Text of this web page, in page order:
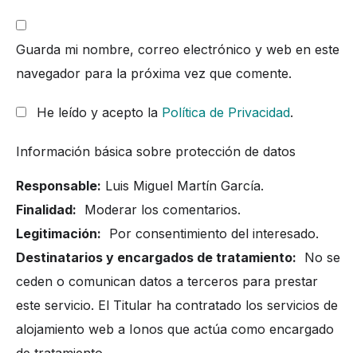
Guarda mi nombre, correo electrónico y web en este
navegador para la próxima vez que comente.
He leído y acepto la Política de Privacidad.
Información básica sobre protección de datos
Responsable: Luis Miguel Martín García.
Finalidad: Moderar los comentarios.
Legitimación: Por consentimiento del interesado.
Destinatarios y encargados de tratamiento: No se
ceden o comunican datos a terceros para prestar
este servicio. El Titular ha contratado los servicios de
alojamiento web a Ionos que actúa como encargado